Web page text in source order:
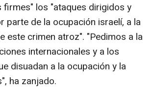
los "ataques dirigidos y
de la ocupación israelí, a la
este crimen atroz". "Pedimos a la
internacionales y a los
disuadan a la ocupación y la
ha zanjado.